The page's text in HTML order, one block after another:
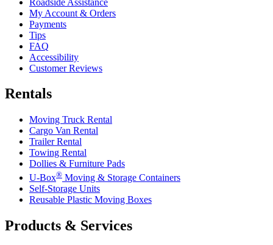
My Account & Orders
Payments
Tips
FAQ
Accessibility
Customer Reviews
Rentals
Moving Truck Rental
Cargo Van Rental
Trailer Rental
Towing Rental
Dollies & Furniture Pads
U-Box® Moving & Storage Containers
Self-Storage Units
Reusable Plastic Moving Boxes
Products & Services